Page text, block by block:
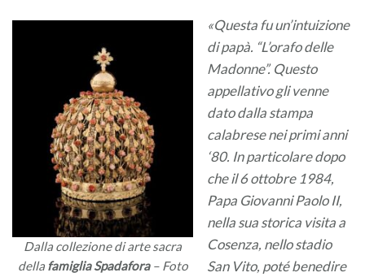
Dalla collezione di arte sacra
della famiglia Spadafora– Foto
«Questa fu un’intuizione
di papà. “L’orafo delle
Madonne”. Questo
appellativo gli venne
dato dalla stampa
calabrese nei primi anni
‘80. In particolare dopo
che il 6 ottobre 1984,
Papa Giovanni Paolo II,
nella sua storica visita a
Cosenza, nello stadio
San Vito, poté benedire